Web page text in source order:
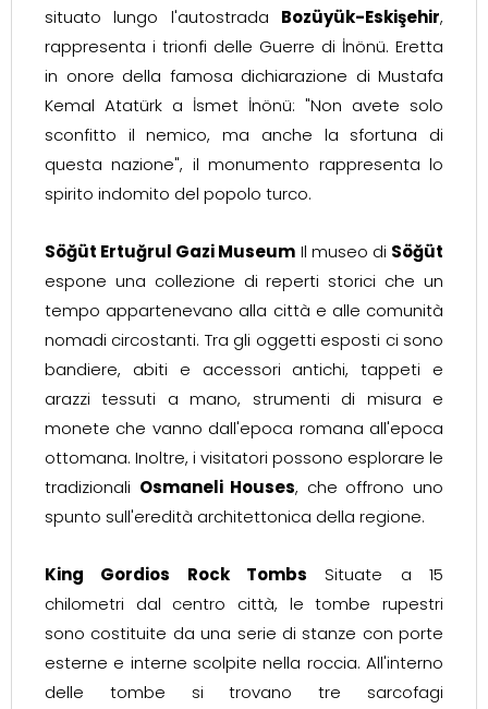
situato lungo l'autostrada Bozüyük-Eskişehir,
rappresenta i trionfi delle Guerre di İnönü. Eretta
in onore della famosa dichiarazione di Mustafa
Kemal Atatürk a İsmet İnönü: "Non avete solo
sconfitto il nemico, ma anche la sfortuna di
questa nazione", il monumento rappresenta lo
spirito indomito del popolo turco.
Söğüt Ertuğrul Gazi Museum Il museo di Söğüt
espone una collezione di reperti storici che un
tempo appartenevano alla città e alle comunità
nomadi circostanti. Tra gli oggetti esposti ci sono
bandiere, abiti e accessori antichi, tappeti e
arazzi tessuti a mano, strumenti di misura e
monete che vanno dall'epoca romana all'epoca
ottomana. Inoltre, i visitatori possono esplorare le
tradizionali Osmaneli Houses, che offrono uno
spunto sull'eredità architettonica della regione.
King Gordios Rock Tombs Situate a 15
chilometri dal centro città, le tombe rupestri
sono costituite da una serie di stanze con porte
esterne e interne scolpite nella roccia. All'interno
delle tombe si trovano tre sarcofagi